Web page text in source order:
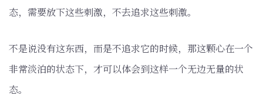
态，需要放下这些刺激，不去追求这些刺激。
不是说没有这东西，而是不追求它的时候，那这颗心在一个
非常淡泊的状态下，才可以体会到这样一个无边无量的状
态。